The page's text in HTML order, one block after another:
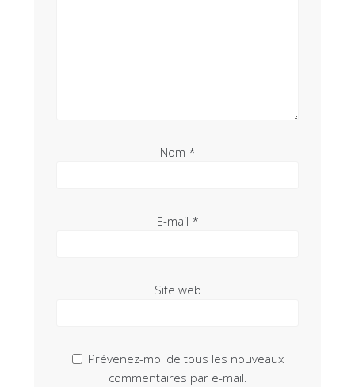
Nom *
E-mail *
Site web
Prévenez-moi de tous les nouveaux
commentaires par e-mail.